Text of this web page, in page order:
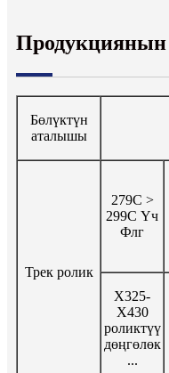
Бөлүктүн
аталышы
Трек ролик
279C >
299C Үч
Флг
X325-
X430
роликтүү
дөңгөлөк
...